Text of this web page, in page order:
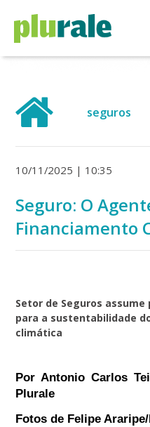
seguros
10/11/2025 | 10:35
Seguro: O
Financiamento
Setor de Seguros
para a sustentabilidade
climática
Por Antonio Carlos
Plurale
Fotos de Felipe